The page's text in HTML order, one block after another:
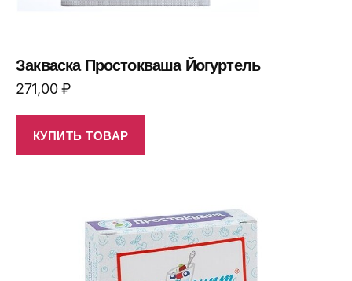
Закваска Простокваша Йогуртель
271,00₽
КУПИТЬ ТОВАР